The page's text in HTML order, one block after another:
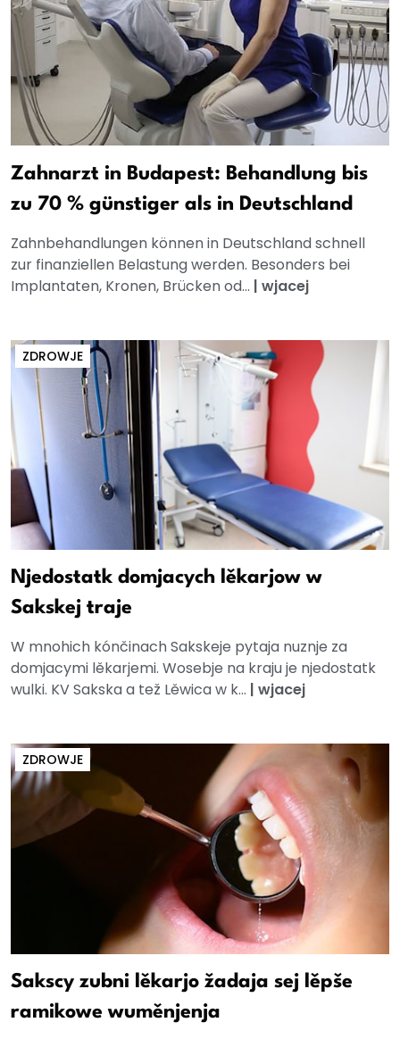
Zahnarzt in Budapest: Behandlung bis
zu 70 % günstiger als in Deutschland
Zahnbehandlungen können in Deutschland schnell
zur finanziellen Belastung werden. Besonders bei
Implantaten, Kronen, Brücken od... | wjacej
ZDROWJE
Njedostatk domjacych lěkarjow w
Sakskej traje
W mnohich kónčinach Sakskeje pytaja nuznje za
domjacymi lěkarjemi. Wosebje na kraju je njedostatk
wulki. KV Sakska a tež Lěwica w k... | wjacej
ZDROWJE
Sakscy zubni lěkarjo žadaja sej lěpše
ramikowe wuměnjenja